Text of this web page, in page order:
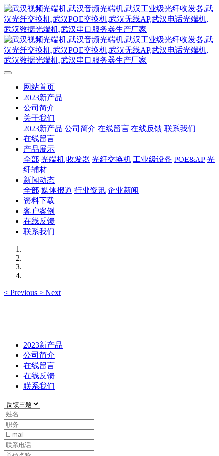
网站首页
2023新产品
公司简介
关于我们
2023新产品 公司简介 在线留言 在线反馈 联系我们
在线留言
产品展示
全部 光端机 收发器 光纤交换机 工业级设备 POE&AP 光
纤辅材
新闻动态
全部 媒体报道 行业资讯 企业新闻
资料下载
客户案例
在线反馈
联系我们
< Previous > Next
2023新产品
公司简介
在线留言
在线反馈
联系我们